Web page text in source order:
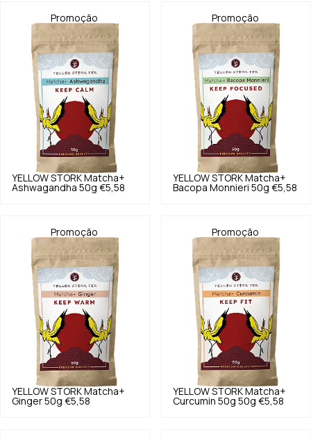
Promoção
YELLOW STORK Matcha+
Ashwagandha 50g €5,58
Promoção
YELLOW STORK Matcha+
Bacopa Monnieri 50g €5,58
Promoção
YELLOW STORK Matcha+
Ginger 50g €5,58
Promoção
YELLOW STORK Matcha+
Curcumin 50g 50g €5,58